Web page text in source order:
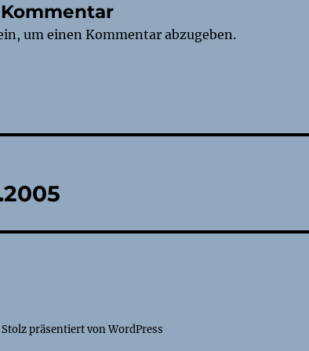
um einen Kommentar abzugeben.
Stolz präsentiert von WordPress